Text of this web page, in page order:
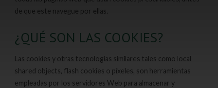
de que este navegue por ellas.
¿QUÉ SON LAS COOKIES?
Las cookies y otras tecnologías similares tales como local
shared objects, flash cookies o píxeles, son herramientas
empleadas por los servidores Web para almacenar y